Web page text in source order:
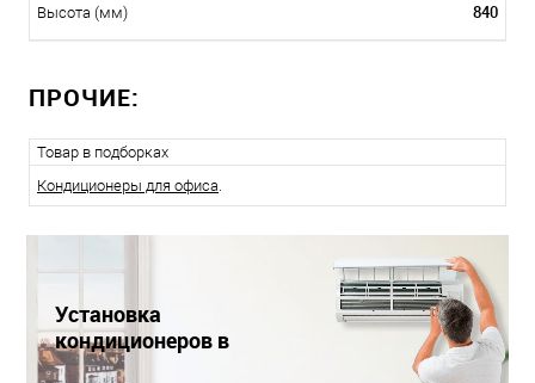
Высота (мм) 840
ПРОЧИЕ:
Товар в подборках
Кондиционеры для офиса.
Установка
кондиционеров в
Краснодаре